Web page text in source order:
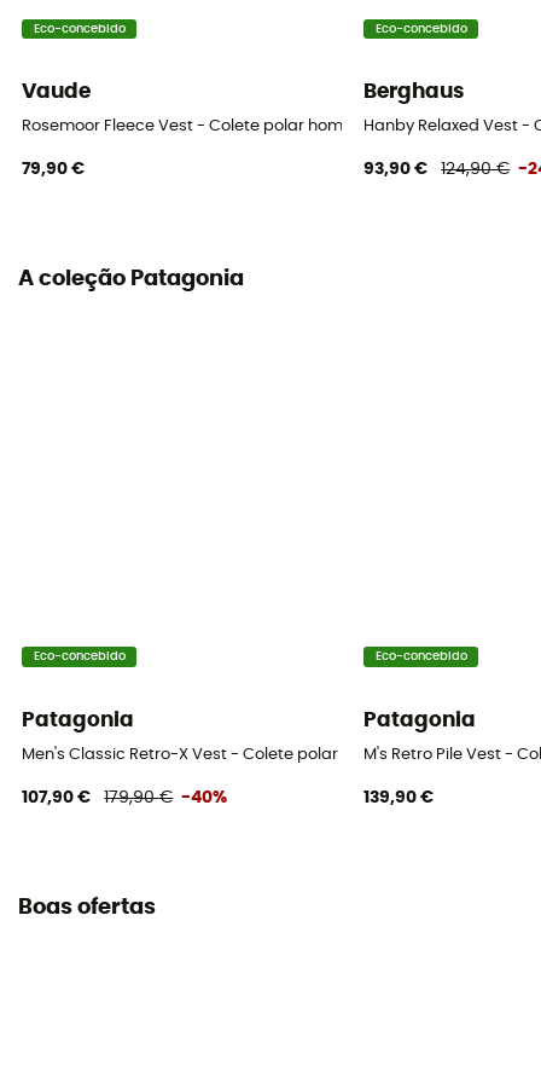
Insulating
Eco-concebido
Vaude
Rosemoor Fleece Vest - Colete polar homem
79,90 €
Eco-concebido
Berghaus
Hanby Relaxed Vest -
93,90 € 124,90 € -
A coleção Patagonia
Eco-concebido
Patagonia
Men's Classic Retro-X Vest - Colete polar homem
107,90 € 179,90 € -40%
Eco-concebido
Patagonia
M's Retro Pile Vest -
139,90 €
Boas ofertas